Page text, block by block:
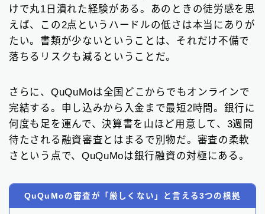
けで丸1日潰れた経験がある。あのときの徒労感を思
えば、この2点というハードルの低さは本当にありが
たい。書類が少ないということは、それだけ不備で
落ちるリスクも減るということだ。
さらに、QuQuMoは全国どこからでもオンラインで
完結する。申し込みから入金まで最短2時間。銀行に
何度も足を運んで、決算書を山ほど用意して、3週間
待たされる融資審査とはまるで別物だ。審査の柔軟
さという点で、QuQuMoは銀行融資の対極にある。
QuQuMoの審査が「厳しくない」と言える3つの根拠